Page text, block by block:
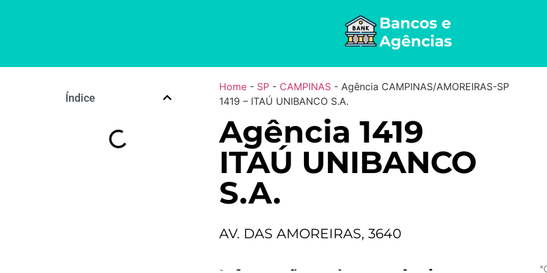
Índice
Home- SP- CAMPINAS- Agência CAMPINAS/AMOREIRAS-SP
1419 – ITAÚ UNIBANCO S.A.
Agência 1419
ITAÚ UNIBANCO
S.A.
AV. DAS AMOREIRAS, 3640